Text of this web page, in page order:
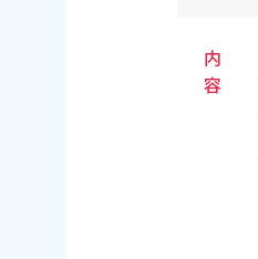
内
容